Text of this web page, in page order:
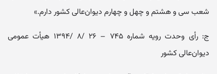
شعب سی و هشتم و چهل و چهارم دیوان‌عالی کشور دارم.»
ج: رأی وحدت‌ رویه شماره ۷۴۵ – ۲۶ /۸ /۱۳۹۴ هیأت عمومی
دیوان‌عالی کشور